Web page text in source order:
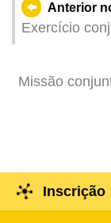
Anterior
Exercício
denominado
entre os dias
Missão
Inscrição